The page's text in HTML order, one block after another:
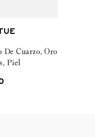
Cuarzo, Oro
Piel